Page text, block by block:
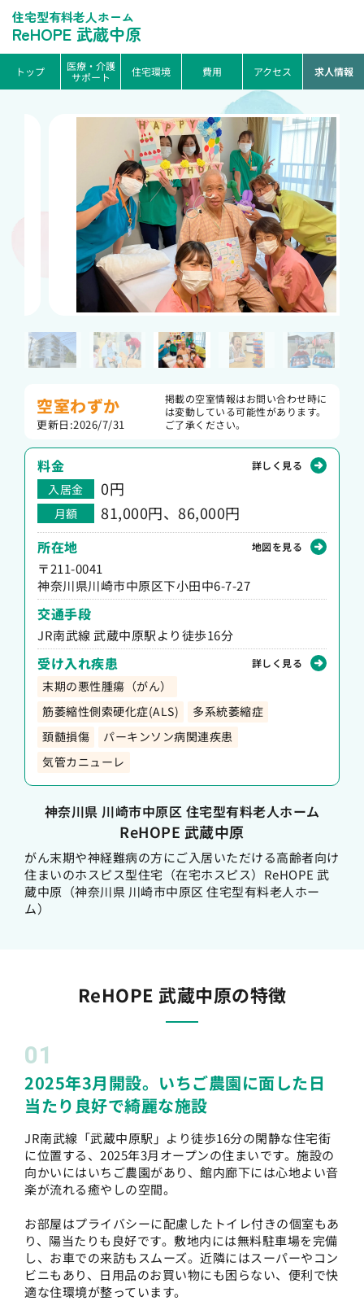
住宅型有料老人ホーム
ReHOPE 武蔵中原
トップ
医療・介護
サポート
住宅環境 費用 アクセス 求人情報
神奈川県 川崎市中原区 住宅型有料老人ホーム
ReHOPE 武蔵中原
空室わずか
更新日:2026/7/31
掲載の空室情報はお問い合わせ時に
は変動している可能性があります。
ご了承ください。
料金 詳しく見る
入居金 0円
月額 81,000円、86,000円
所在地 地図を見る
〒211-0041
神奈川県川崎市中原区下小田中6-7-27
交通手段
JR南武線 武蔵中原駅より徒歩16分
受け入れ疾患 詳しく見る
末期の悪性腫瘍（がん）
筋萎縮性側索硬化症(ALS)
多系統萎縮症
頚髄損傷
パーキンソン病関連疾患
気管カニューレ
がん末期や神経難病の方にご入居いただける高齢者向け
住まいのホスピス型住宅（在宅ホスピス）ReHOPE 武
蔵中原（神奈川県 川崎市中原区 住宅型有料老人ホー
ム）
ReHOPE 武蔵中原の特徴
01
2025年3月開設。いちご農園に面した日
当たり良好で綺麗な施設
JR南武線「武蔵中原駅」より徒歩16分の閑静な住宅街
に位置する、2025年3月オープンの住まいです。施設の
向かいにはいちご農園があり、館内廊下には心地よい音
楽が流れる癒やしの空間。
お部屋はプライバシーに配慮したトイレ付きの個室もあ
り、陽当たりも良好です。敷地内には無料駐車場を完備
し、お車での来訪もスムーズ。近隣にはスーパーやコン
ビニもあり、日用品のお買い物にも困らない、便利で快
適な住環境が整っています。